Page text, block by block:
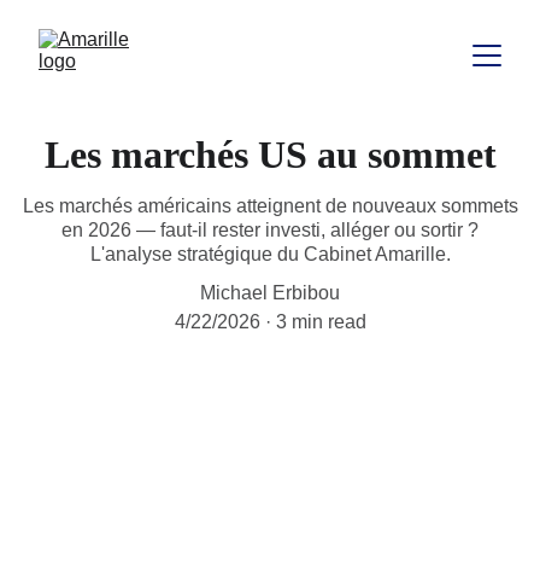
Les marchés US au sommet
Les marchés américains atteignent de nouveaux sommets
en 2026 — faut-il rester investi, alléger ou sortir ?
L'analyse stratégique du Cabinet Amarille.
Michael Erbibou
4/22/2026
3 min read